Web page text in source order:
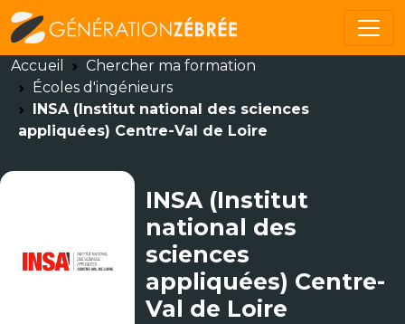
Accueil
Chercher ma formation
Écoles d'ingénieurs
INSA (Institut national des sciences
appliquées) Centre-Val de Loire
INSA (Institut
national des
sciences
appliquées) Centre-
Val de Loire